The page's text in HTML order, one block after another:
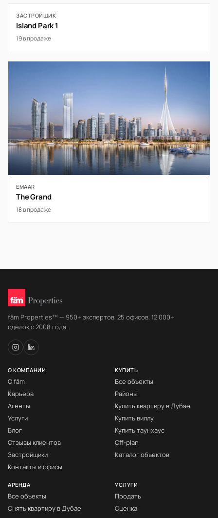
ЗАСТРОЙЩИК
Island Park 1
19 в продаже
EMAAR
The Grand
18 в продаже
fäm Properties™ — 950+ экспертов, 25 офисов, 12 000+
сделок с 2008 года.
О КОМПАНИИ
О fäm
Карьера
Агенты
Услуги
Блог
Отзывы клиентов
Застройщики
Контакты и офисы
КУПИТЬ
Все объекты
Районы
Купить квартиру в Дубае
Купить виллу
Купить таунхаус
Off-plan
Каталог объектов
АРЕНДА
Все объекты
Снять квартиру в Дубае
УСЛУГИ
Продать
Оценка